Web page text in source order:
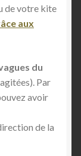
de votre kite
aux
du
Par
avoir
de la